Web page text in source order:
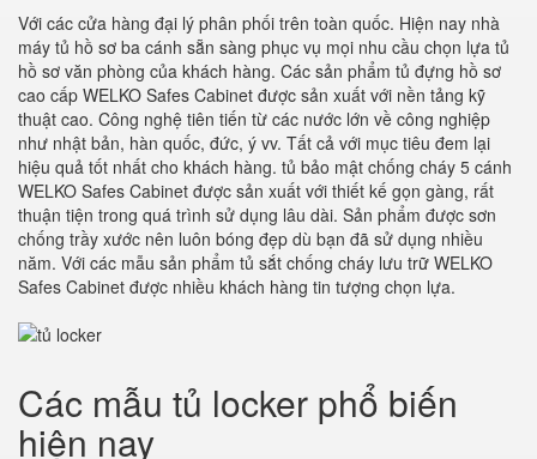
Với các cửa hàng đại lý phân phối trên toàn quốc. Hiện nay nhà
máy tủ hồ sơ ba cánh sẵn sàng phục vụ mọi nhu cầu chọn lựa tủ
hồ sơ văn phòng của khách hàng. Các sản phẩm tủ đựng hồ sơ
cao cấp WELKO Safes Cabinet được sản xuất với nền tảng kỹ
thuật cao. Công nghệ tiên tiến từ các nước lớn về công nghiệp
như nhật bản, hàn quốc, đức, ý vv. Tất cả với mục tiêu đem lại
hiệu quả tốt nhất cho khách hàng. tủ bảo mật chống cháy 5 cánh
WELKO Safes Cabinet được sản xuất với thiết kế gọn gàng, rất
thuận tiện trong quá trình sử dụng lâu dài. Sản phẩm được sơn
chống trầy xước nên luôn bóng đẹp dù bạn đã sử dụng nhiều
năm. Với các mẫu sản phẩm tủ sắt chống cháy lưu trữ WELKO
Safes Cabinet được nhiều khách hàng tin tượng chọn lựa.
Các mẫu tủ locker phổ biến
hiện nay